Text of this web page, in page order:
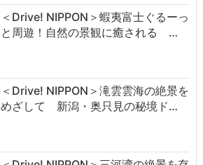
＜Drive! NIPPON＞蝦夷富士ぐるーっ
と周遊！自然の景観に癒される …
＜Drive! NIPPON＞滝雲雲海の絶景を
めざして 新潟・奥只見の秘境ド…